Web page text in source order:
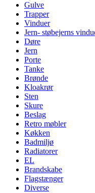
Gulve
Trapper
Vinduer
Jern- støbejerns
Døre
Jern
Porte
Tanke
Brønde
Kloakrør
Sten
Skure
Beslag
Retro møbler
Køkken
Badmiljø
Radiatorer
EL
Brandskabe
Flagstænger
Diverse